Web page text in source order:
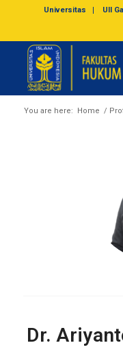
Universitas UII
You are here: Home /
Dr.